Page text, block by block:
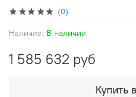
(0)
Наличие: В наличии
1 585 632 руб
Купить